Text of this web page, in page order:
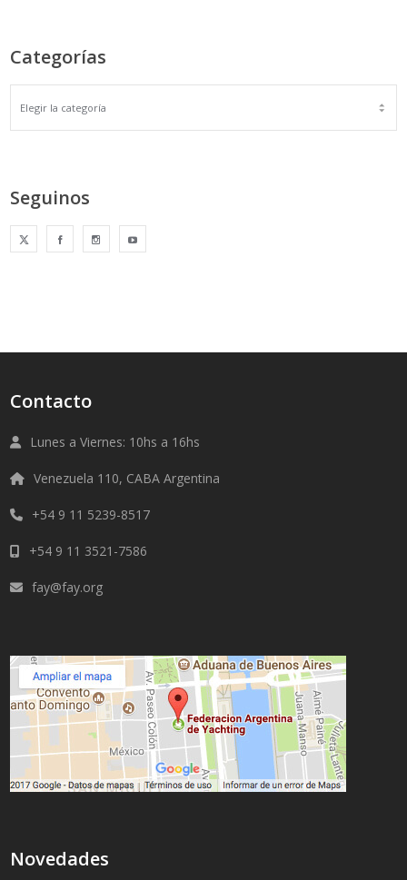
Categorías
Seguinos
Contacto
Lunes a Viernes: 10hs a 16hs
Venezuela 110, CABA Argentina
+54 9 11 5239-8517
+54 9 11 3521-7586
fay@fay.org
Novedades